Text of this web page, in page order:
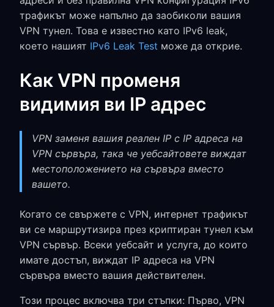
трафикът може напълно да заобиколи вашия
VPN тунел. Това е известно като IPv6 leak,
което нашият IPv6 Leak Test може да открие.
Как VPN променя
видимия ви IP адрес
VPN заменя вашия реален IP с IP адреса на
VPN сървъра, така че уебсайтовете виждат
местоположението на сървъра вместо
вашето.
Когато се свържете с VPN, интернет трафикът
ви се маршрутизира през криптиран тунел към
VPN сървър. Всеки уебсайт и услуга, до които
имате достъп, виждат IP адреса на VPN
сървъра вместо вашия действителен.
Този процес включва три стъпки: Първо, VPN